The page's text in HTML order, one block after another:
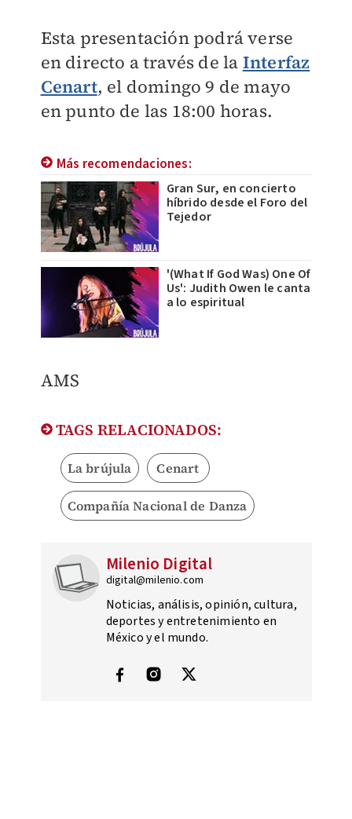
Esta presentación podrá verse
en directo a través de la Interfaz
Cenart, el domingo 9 de mayo
en punto de las 18:00 horas.
Más recomendaciones:
Gran Sur, en concierto
híbrido desde el Foro del
Tejedor
'(What If God Was) One Of
Us': Judith Owen le canta
a lo espiritual
AMS
TAGS RELACIONADOS:
La brújula Cenart
Compañía Nacional de Danza
Milenio Digital
digital@milenio.com
Noticias, análisis, opinión, cultura,
deportes y entretenimiento en
México y el mundo.